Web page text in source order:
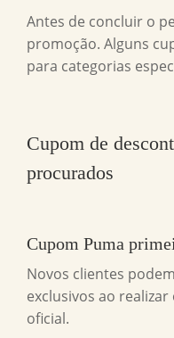
Antes de concluir o
promoção. Alguns
para categorias
Cupom de
procurados
Cupom Puma
Novos clientes
exclusivos ao
oficial.